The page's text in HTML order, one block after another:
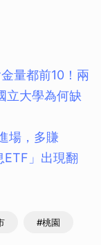
量都前10！兩
立大學為何缺
場，多賺
ETF」出現翻
#桃園